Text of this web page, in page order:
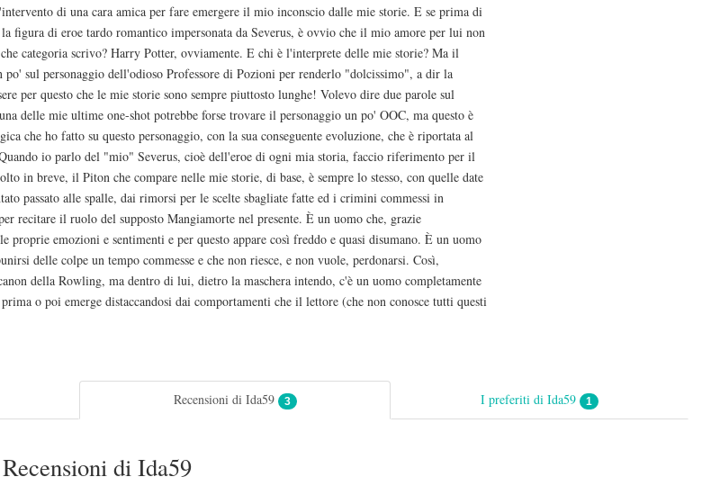
di una cara amica per fare emergere il mio inconscio dalle mie storie. E se prima di
figura di eroe tardo romantico impersonata da Severus, è ovvio che il mio amore per lui non
categoria scrivo? Harry Potter, ovviamente. E chi è l'interprete delle mie storie? Ma il
sul personaggio dell'odioso Professore di Pozioni per renderlo "dolcissimo", a dir la
per questo che le mie storie sono sempre piuttosto lunghe! Volevo dire due parole sul
delle mie ultime one-shot potrebbe forse trovare il personaggio un po' OOC, ma questo è
che ho fatto su questo personaggio, con la sua conseguente evoluzione, che è riportata al
io parlo del "mio" Severus, cioè dell'eroe di ogni mia storia, faccio riferimento per il
in breve, il Piton che compare nelle mie storie, di base, è sempre lo stesso, con quelle date
passato alle spalle, dai rimorsi per le scelte sbagliate fatte ed i crimini commessi in
recitare il ruolo del supposto Mangiamorte nel presente. È un uomo che, grazie
proprie emozioni e sentimenti e per questo appare così freddo e quasi disumano. È un uomo
delle colpe un tempo commesse e che non riesce, e non vuole, perdonarsi. Così,
della Rowling, ma dentro di lui, dietro la maschera intendo, c'è un uomo completamente
o poi emerge distaccandosi dai comportamenti che il lettore (che non conosce tutti questi
Recensioni di Ida59 3 I preferiti di Ida59 1
Recensioni di Ida59